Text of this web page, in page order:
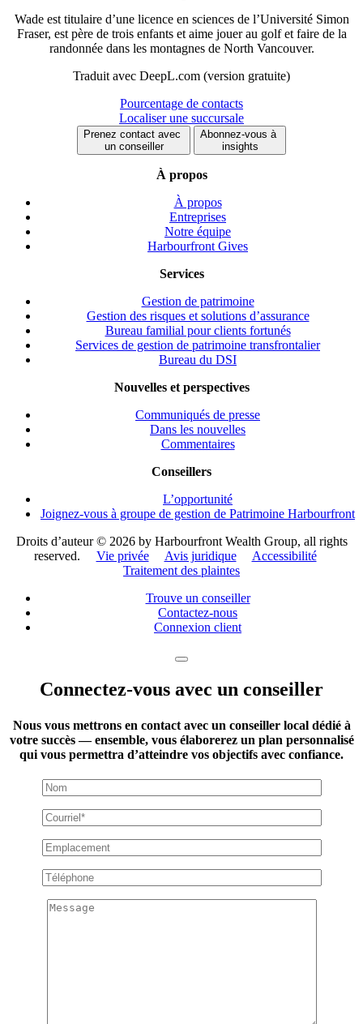
Wade est titulaire d’une licence en sciences de l’Université Simon
Fraser, est père de trois enfants et aime jouer au golf et faire de la
randonnée dans les montagnes de North Vancouver.
Traduit avec DeepL.com (version gratuite)
Pourcentage de contacts
Localiser une succursale
Prenez contact avec
un conseiller
Abonnez-vous à
insights
À propos
À propos
Entreprises
Notre équipe
Harbourfront Gives
Services
Gestion de patrimoine
Gestion des risques et solutions d’assurance
Bureau familial pour clients fortunés
Services de gestion de patrimoine transfrontalier
Bureau du DSI
Nouvelles et perspectives
Communiqués de presse
Dans les nouvelles
Commentaires
Conseillers
L’opportunité
Joignez-vous à groupe de gestion de Patrimoine Harbourfront
Droits d’auteur © 2026 by Harbourfront Wealth Group, all rights
reserved. Vie privée Avis juridique
Accessibilité
Traitement des plaintes
Trouve un conseiller
Contactez-nous
Connexion client
Connectez-vous avec un conseiller
Nous vous mettrons en contact avec un conseiller local dédié à
votre succès — ensemble, vous élaborerez un plan personnalisé
qui vous permettra d’atteindre vos objectifs avec confiance.